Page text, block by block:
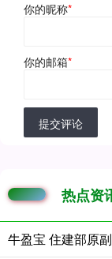
你的昵称*
你的邮箱*
提交评论
热点资